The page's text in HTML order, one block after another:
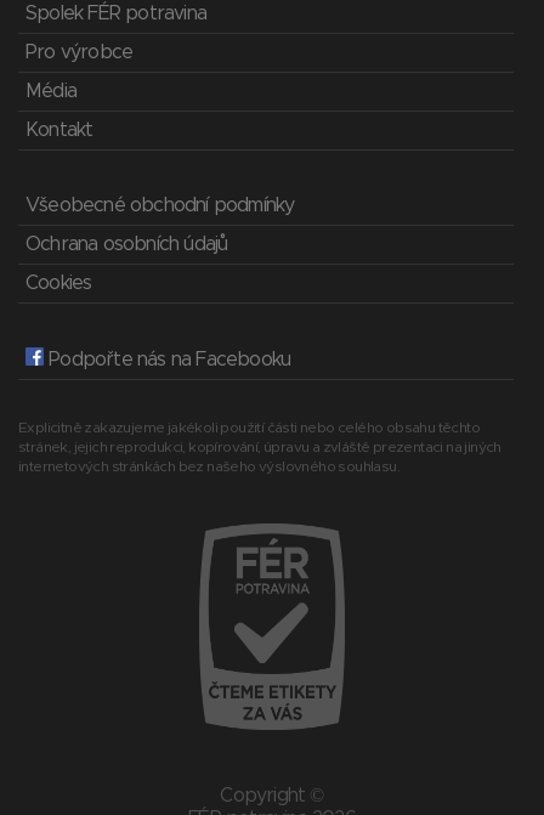
Spolek FÉR potravina
Pro výrobce
Média
Kontakt
Všeobecné obchodní podmínky
Ochrana osobních údajů
Cookies
Podpořte nás na Facebooku
Explicitně zakazujeme jakékoli použití části nebo celého obsahu těchto
stránek, jejich reprodukci, kopírování, úpravu a zvláště prezentaci na jiných
internetových stránkách bez našeho výslovného souhlasu.
Copyright ©